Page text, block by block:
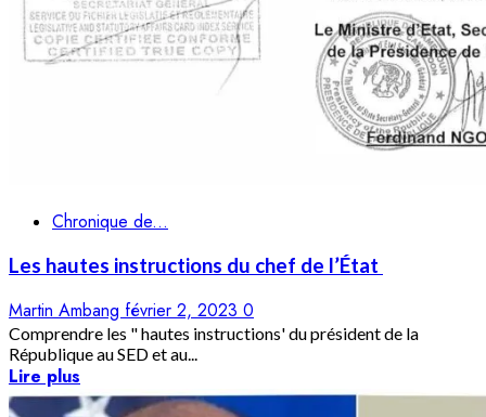
Chronique de...
Les hautes instructions du chef de l’État
Martin Ambang février 2, 2023 0
Comprendre les " hautes instructions' du président de la
République au SED et au...
Lire plus